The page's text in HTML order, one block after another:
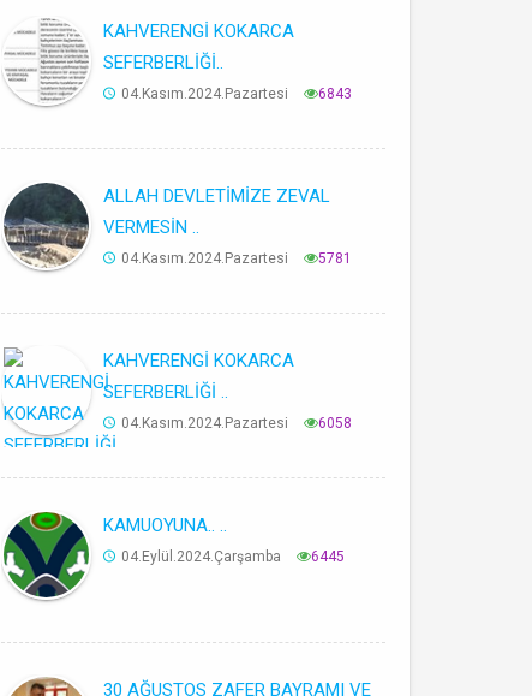
KAHVERENGİ KOKARCA
SEFERBERLİĞİ..
04.Kasım.2024.Pazartesi 6843
ALLAH DEVLETİMİZE ZEVAL
VERMESİN ..
04.Kasım.2024.Pazartesi 5781
KAHVERENGİ KOKARCA
SEFERBERLİĞİ ..
04.Kasım.2024.Pazartesi 6058
KAMUOYUNA.. ..
04.Eylül.2024.Çarşamba 6445
30 AĞUSTOS ZAFER BAYRAMI VE